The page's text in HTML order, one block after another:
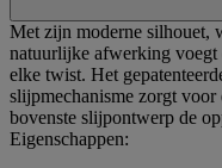
Met zijn moderne silhouet,
natuurlijke afwerking
elke twist. Het
slijpmechanisme zorgt
bovenste slijpontwerp de
Eigenschappen: